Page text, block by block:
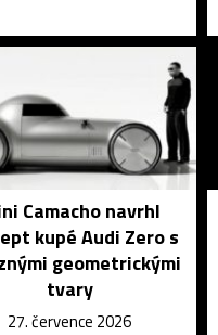
Camacho navrhl
kupé Audi Zero s
geometrickými
tvary
27. července 2026